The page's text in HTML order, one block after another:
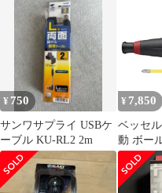
¥ 750
サンワサプライ USBケ
ーブル KU-RL2 2m
¥ 7,850
ベッセ
動 ボー
イバー
替モー
電ドラボ